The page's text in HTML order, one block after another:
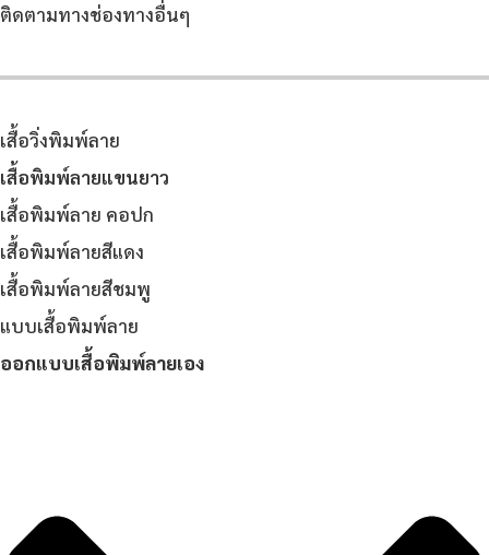
ติดตามทางช่องทางอื่นๆ
เสื้อวิ่งพิมพ์ลาย
เสื้อพิมพ์ลายแขนยาว
เสื้อพิมพ์ลาย คอปก
เสื้อพิมพ์ลายสีแดง
เสื้อพิมพ์ลายสีชมพู
แบบเสื้อพิมพ์ลาย
ออกแบบเสื้อพิมพ์ลายเอง